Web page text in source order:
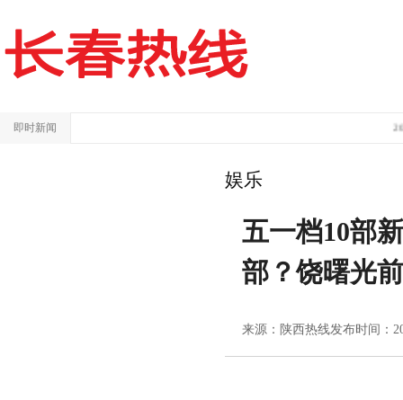
即时新闻 200平
娱乐
五一档10部
部？饶曙光
来源：陕西热线发布时间：